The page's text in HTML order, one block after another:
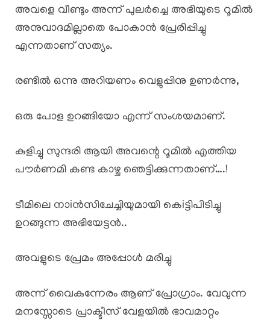
അവളെ വീണ്ടും അന്ന് പുലർച്ചെ അഭിയുടെ റൂമിൽ
അനുവാദമില്ലാതെ പോകാൻ പ്രേരിപ്പിച്ചു
എന്നതാണ് സത്യം.
രണ്ടിൽ ഒന്നു അറിയണം വെളുപ്പിനു ഉണർന്നു,
ഒരു പോള ഉറങ്ങിയോ എന്ന് സംശയമാണ്.
കുളിച്ചു സുന്ദരി ആയി അവന്റെ റൂമിൽ എത്തിയ
പൗർണമി കണ്ട കാഴ്ച ഞെട്ടിക്കുന്നതാണ്….!
ടീമിലെ നാiൻസിചേച്ചിയുമായി കെiട്ടിപിടിച്ചു
ഉറങ്ങുന്ന അഭിയേട്ടൻ..
അവളുടെ പ്രേമം അപ്പോൾ മരിച്ചു
അന്ന് വൈകുന്നേരം ആണ് പ്രോഗ്രാം. വേവുന്ന
മനസ്സോടെ പ്രാക്ടീസ് വേളയിൽ ഭാവമാറ്റം